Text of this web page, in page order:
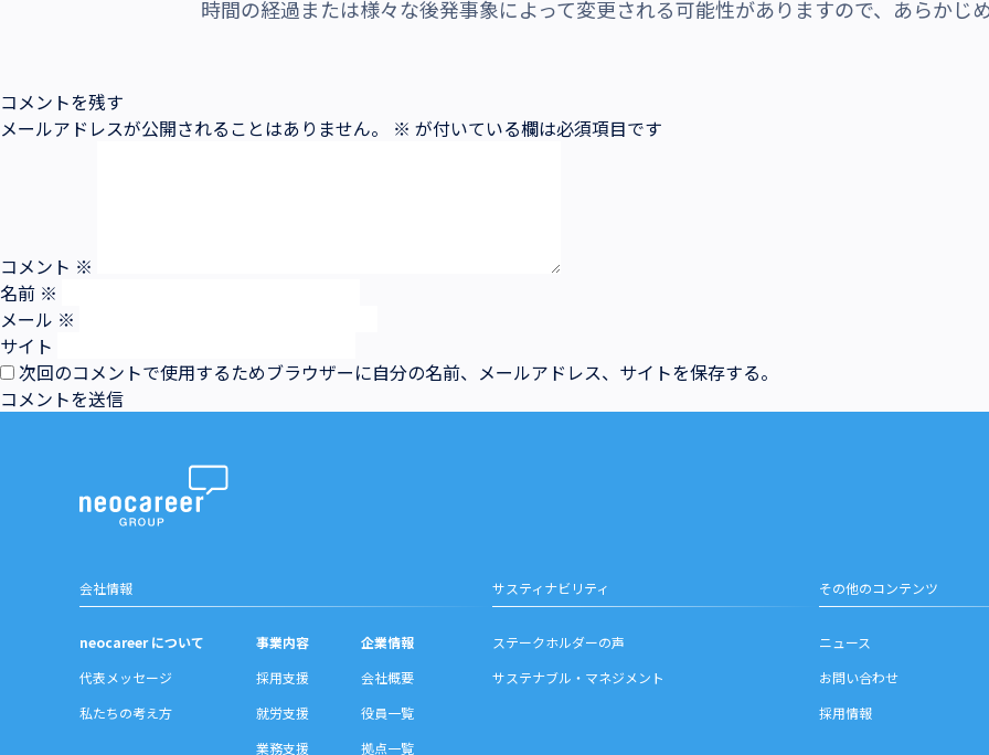
時間の経過または様々な後発事象によって変更される可能性がありますので、あらかじ
コメントを残す
メールアドレスが公開されることはありません。
※ が付いている欄は必須項目です
コメント ※
名前 ※
メール ※
サイト
次回のコメントで使用するためブラウザーに自分の名前、メールアドレス、サイトを保存する。
会社情報
neocareer について
代表メッセージ
私たちの考え方
事業内容
採用支援
就労支援
業務支援
企業情報
会社概要
役員一覧
拠点一覧
サスティナビリティ
ステークホルダーの声
サステナブル・マネジメント
その他のコンテンツ
ニュース
お問い合わせ
採用情報